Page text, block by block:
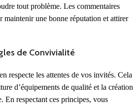
tout problème. Les commentaires
maintenir une bonne réputation et attirer
de Convivialité
respecte les attentes de vos invités. Cela
d’équipements de qualité et la création
En respectant ces principes, vous